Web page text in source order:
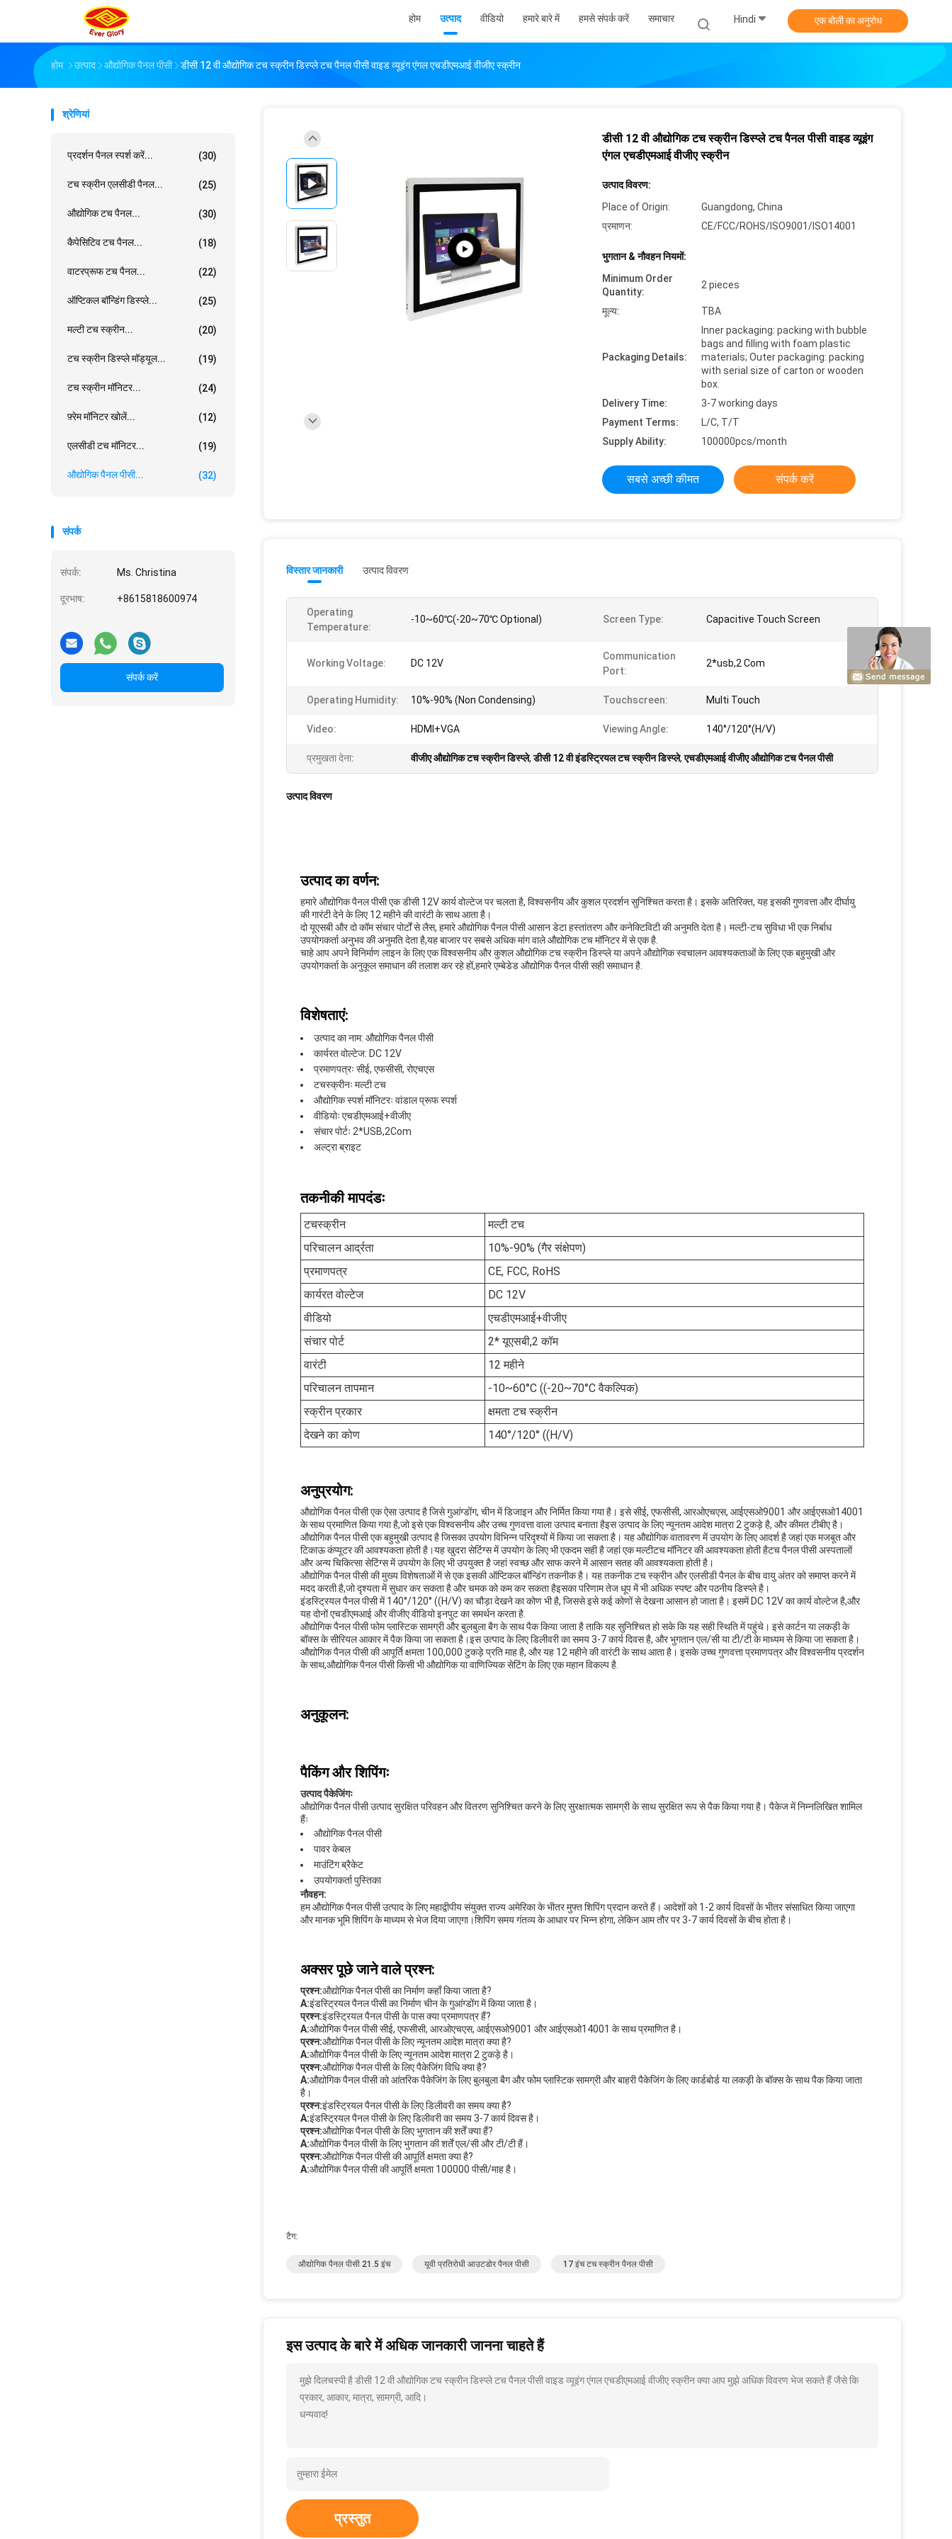
होम उत्पाद वीडियो हमारे बारे में हमसे संपर्क करें समाचार Hindi एक बोली का अनुरोध
होम उत्पाद औद्योगिक पैनल पीसी डीसी 12 वी औद्योगिक टच स्क्रीन डिस्प्ले टच पैनल पीसी वाइड व्यूइंग एंगल एचडीएमआई वीजीए स्क्रीन
श्रेणियां
प्रदर्शन पैनल स्पर्श करें... (30)
टच स्क्रीन एलसीडी पैनल... (25)
औद्योगिक टच पैनल... (30)
कैपेसिटिव टच पैनल... (18)
वाटरप्रूफ टच पैनल... (22)
ऑप्टिकल बॉन्डिंग डिस्प्ले... (25)
मल्टी टच स्क्रीन... (20)
टच स्क्रीन डिस्प्ले मॉड्यूल... (19)
टच स्क्रीन मॉनिटर... (24)
फ़्रेम मॉनिटर खोलें... (12)
एलसीडी टच मॉनिटर... (19)
औद्योगिक पैनल पीसी... (32)
संपर्क
संपर्क: Ms. Christina
दूरभाष: +8615818600974
संपर्क करें
डीसी 12 वी औद्योगिक टच स्क्रीन डिस्प्ले टच पैनल पीसी वाइड व्यूइंग
एंगल एचडीएमआई वीजीए स्क्रीन
उत्पाद विवरण:
Place of Origin:
Guangdong, China
प्रमाणन:
CE/FCC/ROHS/ISO9001/ISO14001
भुगतान & नौवहन नियमों:
Minimum Order
Quantity:
2 pieces
मूल्य: TBA
Packaging Details:
Inner packaging: packing with bubble
bags and filling with foam plastic
materials; Outer packaging: packing
with serial size of carton or wooden
box.
Delivery Time:
3-7 working days
Payment Terms:
L/C, T/T
Supply Ability:
100000pcs/month
सबसे अच्छी कीमत संपर्क करें
विस्तार जानकारी उत्पाद विवरण
Operating
Temperature:
-10~60℃(-20~70℃ Optional) Screen Type: Capacitive Touch Screen
Working Voltage: DC 12V
Communication
Port:
2*usb,2 Com
Operating Humidity: 10%-90% (Non Condensing) Touchscreen: Multi Touch
Video: HDMI+VGA Viewing Angle: 140°/120°(H/V)
प्रमुखता देना: वीजीए औद्योगिक टच स्क्रीन डिस्प्ले,डीसी 12 वी इंडस्ट्रियल टच स्क्रीन डिस्प्ले,एचडीएमआई वीजीए औद्योगिक टच पैनल पीसी
उत्पाद विवरण
उत्पाद का वर्णन:
हमारे औद्योगिक पैनल पीसी एक डीसी 12V कार्य वोल्टेज पर चलता है, विश्वसनीय और कुशल प्रदर्शन सुनिश्चित करता है। इसके अतिरिक्त, यह इसकी गुणवत्ता और दीर्घायु
की गारंटी देने के लिए 12 महीने की वारंटी के साथ आता है।
दो यूएसबी और दो कॉम संचार पोर्टों से लैस, हमारे औद्योगिक पैनल पीसी आसान डेटा हस्तांतरण और कनेक्टिविटी की अनुमति देता है। मल्टी-टच सुविधा भी एक निर्बाध
उपयोगकर्ता अनुभव की अनुमति देता है,यह बाजार पर सबसे अधिक मांग वाले औद्योगिक टच मॉनिटर में से एक है.
चाहे आप अपने विनिर्माण लाइन के लिए एक विश्वसनीय और कुशल औद्योगिक टच स्क्रीन डिस्प्ले या अपने औद्योगिक स्वचालन आवश्यकताओं के लिए एक बहुमुखी और
उपयोगकर्ता के अनुकूल समाधान की तलाश कर रहे हों,हमारे एम्बेडेड औद्योगिक पैनल पीसी सही समाधान है.
विशेषताएं:
उत्पाद का नाम: औद्योगिक पैनल पीसी
कार्यरत वोल्टेज: DC 12V
प्रमाणपत्रः सीई, एफसीसी, रोएचएस
टचस्क्रीनः मल्टी टच
औद्योगिक स्पर्श मॉनिटरः वांडाल प्रूफ स्पर्श
वीडियोः एचडीएमआई+वीजीए
संचार पोर्टः 2*USB,2Com
अल्ट्रा ब्राइट
तकनीकी मापदंडः
टचस्क्रीन
मल्टी टच
परिचालन आर्द्रता
10%-90% (गैर संक्षेपण)
प्रमाणपत्र
CE, FCC, RoHS
कार्यरत वोल्टेज
DC 12V
वीडियो
एचडीएमआई+वीजीए
संचार पोर्ट
2* यूएसबी,2 कॉम
वारंटी
12 महीने
परिचालन तापमान
-10~60°C ((-20~70°C वैकल्पिक)
स्क्रीन प्रकार
क्षमता टच स्क्रीन
देखने का कोण
140°/120° ((H/V)
अनुप्रयोग:
औद्योगिक पैनल पीसी एक ऐसा उत्पाद है जिसे गुआंग्डोंग, चीन में डिजाइन और निर्मित किया गया है। इसे सीई, एफसीसी, आरओएचएस, आईएसओ9001 और आईएसओ14001
के साथ प्रमाणित किया गया है,जो इसे एक विश्वसनीय और उच्च गुणवत्ता वाला उत्पाद बनाता हैइस उत्पाद के लिए न्यूनतम आदेश मात्रा 2 टुकड़े है, और कीमत टीबीए है।
औद्योगिक पैनल पीसी एक बहुमुखी उत्पाद है जिसका उपयोग विभिन्न परिदृश्यों में किया जा सकता है। यह औद्योगिक वातावरण में उपयोग के लिए आदर्श है जहां एक मजबूत और
टिकाऊ कंप्यूटर की आवश्यकता होती है।यह खुदरा सेटिंग्स में उपयोग के लिए भी एकदम सही है जहां एक मल्टीटच मॉनिटर की आवश्यकता होती हैटच पैनल पीसी अस्पतालों
और अन्य चिकित्सा सेटिंग्स में उपयोग के लिए भी उपयुक्त है जहां स्वच्छ और साफ करने में आसान सतह की आवश्यकता होती है।
औद्योगिक पैनल पीसी की मुख्य विशेषताओं में से एक इसकी ऑप्टिकल बॉन्डिंग तकनीक है। यह तकनीक टच स्क्रीन और एलसीडी पैनल के बीच वायु अंतर को समाप्त करने में
मदद करती है,जो दृश्यता में सुधार कर सकता है और चमक को कम कर सकता हैइसका परिणाम तेज धूप में भी अधिक स्पष्ट और पठनीय डिस्प्ले है।
इंडस्ट्रियल पैनल पीसी में 140°/120° ((H/V) का चौड़ा देखने का कोण भी है, जिससे इसे कई कोणों से देखना आसान हो जाता है। इसमें DC 12V का कार्य वोल्टेज है,और
यह दोनों एचडीएमआई और वीजीए वीडियो इनपुट का समर्थन करता है.
औद्योगिक पैनल पीसी फोम प्लास्टिक सामग्री और बुलबुला बैग के साथ पैक किया जाता है ताकि यह सुनिश्चित हो सके कि यह सही स्थिति में पहुंचे। इसे कार्टन या लकड़ी के
बॉक्स के सीरियल आकार में पैक किया जा सकता है।इस उत्पाद के लिए डिलीवरी का समय 3-7 कार्य दिवस है, और भुगतान एल/सी या टी/टी के माध्यम से किया जा सकता है।
औद्योगिक पैनल पीसी की आपूर्ति क्षमता 100,000 टुकड़े प्रति माह है, और यह 12 महीने की वारंटी के साथ आता है। इसके उच्च गुणवत्ता प्रमाणपत्र और विश्वसनीय प्रदर्शन
के साथ,औद्योगिक पैनल पीसी किसी भी औद्योगिक या वाणिज्यिक सेटिंग के लिए एक महान विकल्प है.
अनुकूलन:
पैकिंग और शिपिंगः
उत्पाद पैकेजिंगः
औद्योगिक पैनल पीसी उत्पाद सुरक्षित परिवहन और वितरण सुनिश्चित करने के लिए सुरक्षात्मक सामग्री के साथ सुरक्षित रूप से पैक किया गया है। पैकेज में निम्नलिखित शामिल
हैंः
औद्योगिक पैनल पीसी
पावर केबल
माउंटिंग ब्रैकेट
उपयोगकर्ता पुस्तिका
नौवहन:
हम औद्योगिक पैनल पीसी उत्पाद के लिए महाद्वीपीय संयुक्त राज्य अमेरिका के भीतर मुफ्त शिपिंग प्रदान करते हैं। आदेशों को 1-2 कार्य दिवसों के भीतर संसाधित किया जाएगा
और मानक भूमि शिपिंग के माध्यम से भेज दिया जाएगा।शिपिंग समय गंतव्य के आधार पर भिन्न होगा, लेकिन आम तौर पर 3-7 कार्य दिवसों के बीच होता है।
अक्सर पूछे जाने वाले प्रश्न:
प्रश्न:औद्योगिक पैनल पीसी का निर्माण कहाँ किया जाता है?
A:इंडस्ट्रियल पैनल पीसी का निर्माण चीन के गुआंग्डोंग में किया जाता है।
प्रश्न:इंडस्ट्रियल पैनल पीसी के पास क्या प्रमाणपत्र हैं?
A:औद्योगिक पैनल पीसी सीई, एफसीसी, आरओएचएस, आईएसओ9001 और आईएसओ14001 के साथ प्रमाणित है।
प्रश्न:औद्योगिक पैनल पीसी के लिए न्यूनतम आदेश मात्रा क्या है?
A:औद्योगिक पैनल पीसी के लिए न्यूनतम आदेश मात्रा 2 टुकड़े है।
प्रश्न:औद्योगिक पैनल पीसी के लिए पैकेजिंग विधि क्या है?
A:औद्योगिक पैनल पीसी को आंतरिक पैकेजिंग के लिए बुलबुला बैग और फोम प्लास्टिक सामग्री और बाहरी पैकेजिंग के लिए कार्डबोर्ड या लकड़ी के बॉक्स के साथ पैक किया जाता
है।
प्रश्न:इंडस्ट्रियल पैनल पीसी के लिए डिलीवरी का समय क्या है?
A:इंडस्ट्रियल पैनल पीसी के लिए डिलीवरी का समय 3-7 कार्य दिवस है।
प्रश्न:औद्योगिक पैनल पीसी के लिए भुगतान की शर्तें क्या हैं?
A:औद्योगिक पैनल पीसी के लिए भुगतान की शर्तें एल/सी और टी/टी हैं।
प्रश्न:औद्योगिक पैनल पीसी की आपूर्ति क्षमता क्या है?
A:औद्योगिक पैनल पीसी की आपूर्ति क्षमता 100000 पीसी/माह है।
टैग:
औद्योगिक पैनल पीसी 21.5 इंच यूवी प्रतिरोधी आउटडोर पैनल पीसी 17 इंच टच स्क्रीन पैनल पीसी
इस उत्पाद के बारे में अधिक जानकारी जानना चाहते हैं
मुझे दिलचस्पी है डीसी 12 वी औद्योगिक टच स्क्रीन डिस्प्ले टच पैनल पीसी वाइड व्यूइंग एंगल एचडीएमआई वीजीए स्क्रीन क्या आप मुझे अधिक विवरण भेज सकते हैं जैसे कि
प्रकार, आकार, मात्रा, सामग्री, आदि।
धन्यवाद!
प्रस्तुत